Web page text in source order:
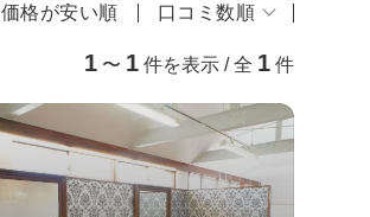
価格が安い順 口コミ数順
1 〜 1 件を表示 / 全 1 件